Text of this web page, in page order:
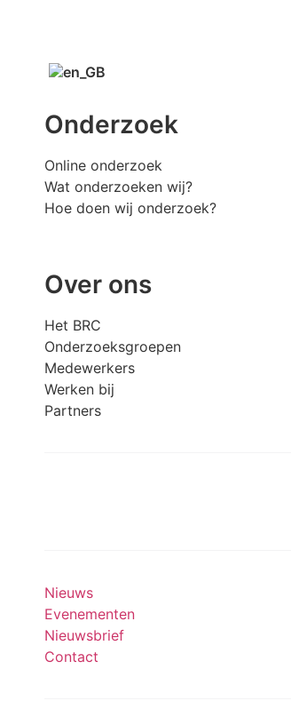
Onderzoek
Online onderzoek
Wat onderzoeken wij?
Hoe doen wij onderzoek?
Over ons
Het BRC
Onderzoeksgroepen
Medewerkers
Werken bij
Partners
Nieuws
Evenementen
Nieuwsbrief
Contact